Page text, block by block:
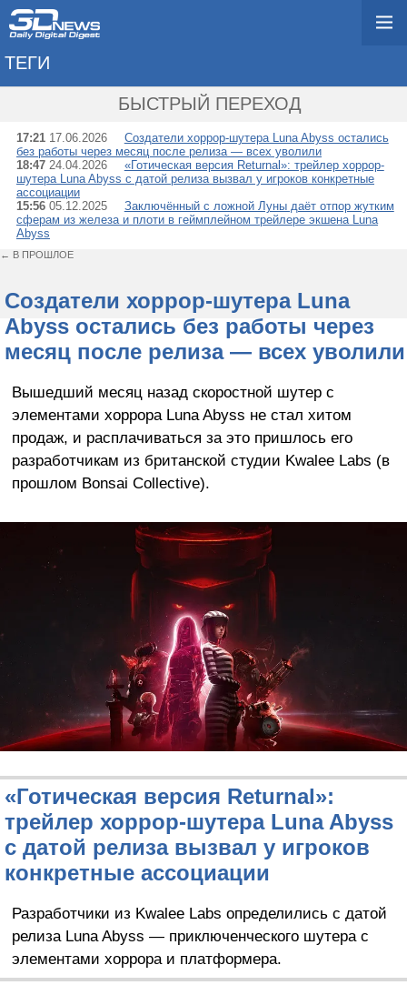
ТЕГИ
БЫСТРЫЙ ПЕРЕХОД
17:21 17.06.2026
Создатели хоррор-шутера Luna Abyss остались
без работы через месяц после релиза — всех уволили
18:47 24.04.2026
«Готическая версия Returnal»: трейлер хоррор-
шутера Luna Abyss с датой релиза вызвал у игроков конкретные
ассоциации
15:56 05.12.2025
Заключённый с ложной Луны даёт отпор жутким
сферам из железа и плоти в геймплейном трейлере экшена Luna
Abyss
← В ПРОШЛОЕ
Создатели хоррор-шутера Luna
Abyss остались без работы через
месяц после релиза — всех уволили
Вышедший месяц назад скоростной шутер с
элементами хоррора Luna Abyss не стал хитом
продаж, и расплачиваться за это пришлось его
разработчикам из британской студии Kwalee Labs (в
прошлом Bonsai Collective).
«Готическая версия Returnal»:
трейлер хоррор-шутера Luna Abyss
с датой релиза вызвал у игроков
конкретные ассоциации
Разработчики из Kwalee Labs определились с датой
релиза Luna Abyss — приключенческого шутера с
элементами хоррора и платформера.